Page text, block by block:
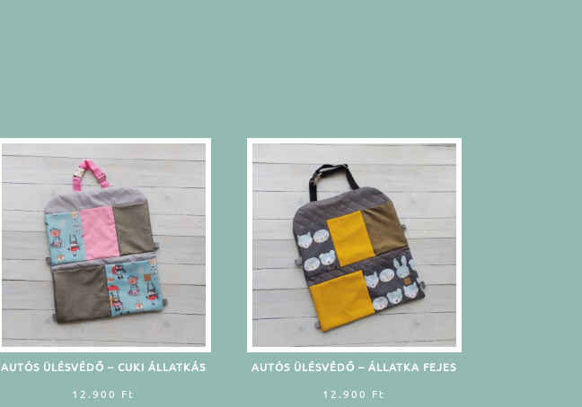
AUTÓS ÜLÉSVÉDŐ – CUKI ÁLLATKÁS
12.900 Ft
AUTÓS ÜLÉSVÉDŐ – ÁLLATKA FEJES
12.900 Ft